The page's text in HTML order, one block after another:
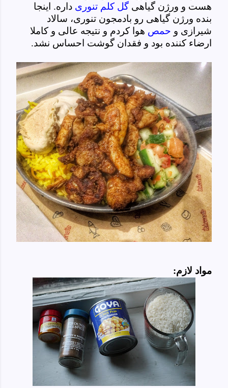
هست و ورژن گیاهی گل کلم تنوری داره. اینجا
بنده ورژن گیاهی رو بادمجون تنوری، سالاد
شیرازی و حمص هوا کردم و نتیجه عالی و کاملا
ارضاء کننده بود و فقدان گوشت احساس نشد.
مواد لازم: